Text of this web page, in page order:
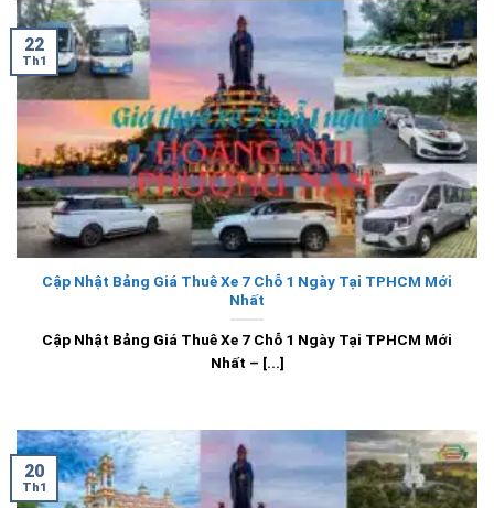
Cập Nhật Bảng Giá Thuê Xe 7 Chỗ 1 Ngày Tại TPHCM Mới
Nhất
Cập Nhật Bảng Giá Thuê Xe 7 Chỗ 1 Ngày Tại TPHCM Mới
Nhất – [...]
22
Th1
20
Th1